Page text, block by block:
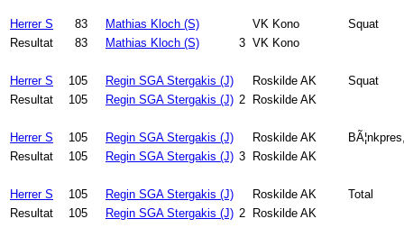
Herrer S 83 Mathias Kloch (S) VK Kono
Squat
Resultat
83 Mathias Kloch (S) 3 VK Kono
Herrer S 105 Regin SGA Stergakis (J) Roskilde AK
Squat
Resultat
105 Regin SGA Stergakis (J) 2 Roskilde AK
Herrer S 105 Regin SGA Stergakis (J) Roskilde AK
Resultat
105 Regin SGA Stergakis (J) 3 Roskilde AK
Herrer S 105 Regin SGA Stergakis (J) Roskilde AK
Total
Resultat
105 Regin SGA Stergakis (J) 2 Roskilde AK